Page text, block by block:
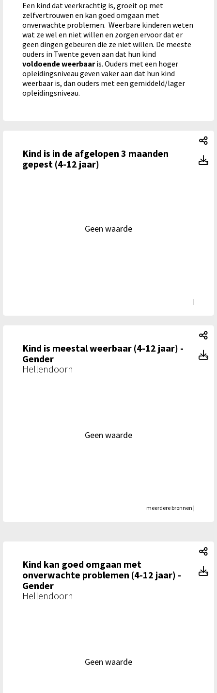
Een kind dat veerkrachtig is, groeit op met
zelfvertrouwen en kan goed omgaan met
onverwachte problemen. Weerbare kinderen weten
wat ze wel en niet willen en zorgen ervoor dat er
geen dingen gebeuren die ze niet willen. De meeste
ouders in Twente geven aan dat hun kind
voldoende weerbaaris. Ouders met een hoger
opleidingsniveau geven vaker aan dat hun kind
weerbaar is, dan ouders met een gemiddeld/lager
opleidingsniveau.
Kind is in de afgelopen 3 maanden
gepest (4-12 jaar)
Geen waarde
|
Kind is meestal weerbaar (4-12 jaar) -
Gender
Hellendoorn
Geen waarde
meerdere bronnen |
Kind kan goed omgaan met
onverwachte problemen (4-12 jaar) -
Gender
Hellendoorn
Geen waarde